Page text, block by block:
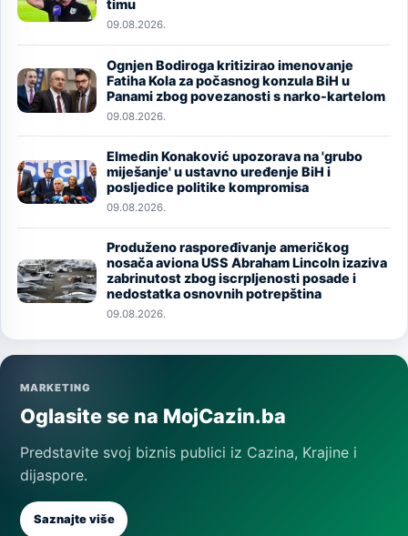
timu
09.08.2026.
Image
Ognjen Bodiroga kritizirao imenovanje
Fatiha Kola za počasnog konzula BiH u
Panami zbog povezanosti s narko-kartelom
09.08.2026.
Image
Elmedin Konaković upozorava na 'grubo
miješanje' u ustavno uređenje BiH i
posljedice politike kompromisa
09.08.2026.
Image
Produženo raspoređivanje američkog
nosača aviona USS Abraham Lincoln izaziva
zabrinutost zbog iscrpljenosti posade i
nedostatka osnovnih potrepština
09.08.2026.
MARKETING
Oglasite se na MojCazin.ba
Predstavite svoj biznis publici iz Cazina, Krajine i
dijaspore.
Saznajte više